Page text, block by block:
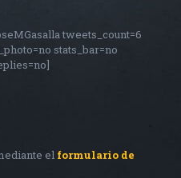
tweets_count=6
stats_bar=no
el formulario de